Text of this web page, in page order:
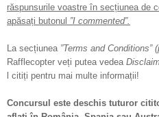
răspunsurile voastre în secțiunea de
apăsați butonul ”I commented”.
La secțiunea ”Terms and Conditions”
Rafflecopter veți putea vedea
l citiți pentru mai multe informații!
Concursul este deschis tuturor